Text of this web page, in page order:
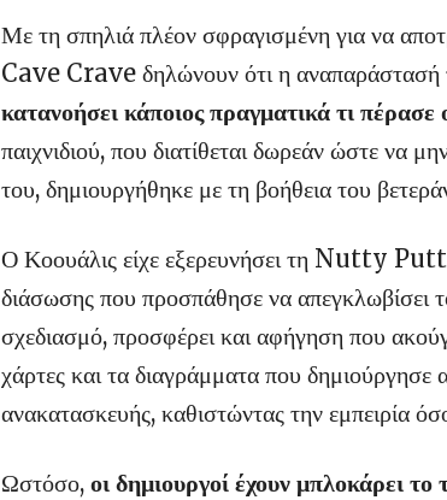
Με τη σπηλιά πλέον σφραγισμένη για να
Cave Crave δηλώνουν ότι η αναπαράστασή
κατανοήσει κάποιος πραγματικά τι πέρασε
παιχνιδιού, που διατίθεται δωρεάν ώστε να
του, δημιουργήθηκε με τη βοήθεια του
Ο Κοουάλις είχε εξερευνήσει τη Nutty
διάσωσης που προσπάθησε να απεγκλωβίσει
σχεδιασμό, προσφέρει και αφήγηση που
χάρτες και τα διαγράμματα που
ανακατασκευής, καθιστώντας την εμπειρία
Ωστόσο, οι δημιουργοί έχουν μπλοκάρει